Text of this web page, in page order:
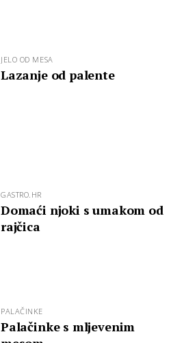
JELO OD MESA
Lazanje od palente
GASTRO.HR
Domaći njoki s umakom od
rajčica
PALAČINKE
Palačinke s mljevenim